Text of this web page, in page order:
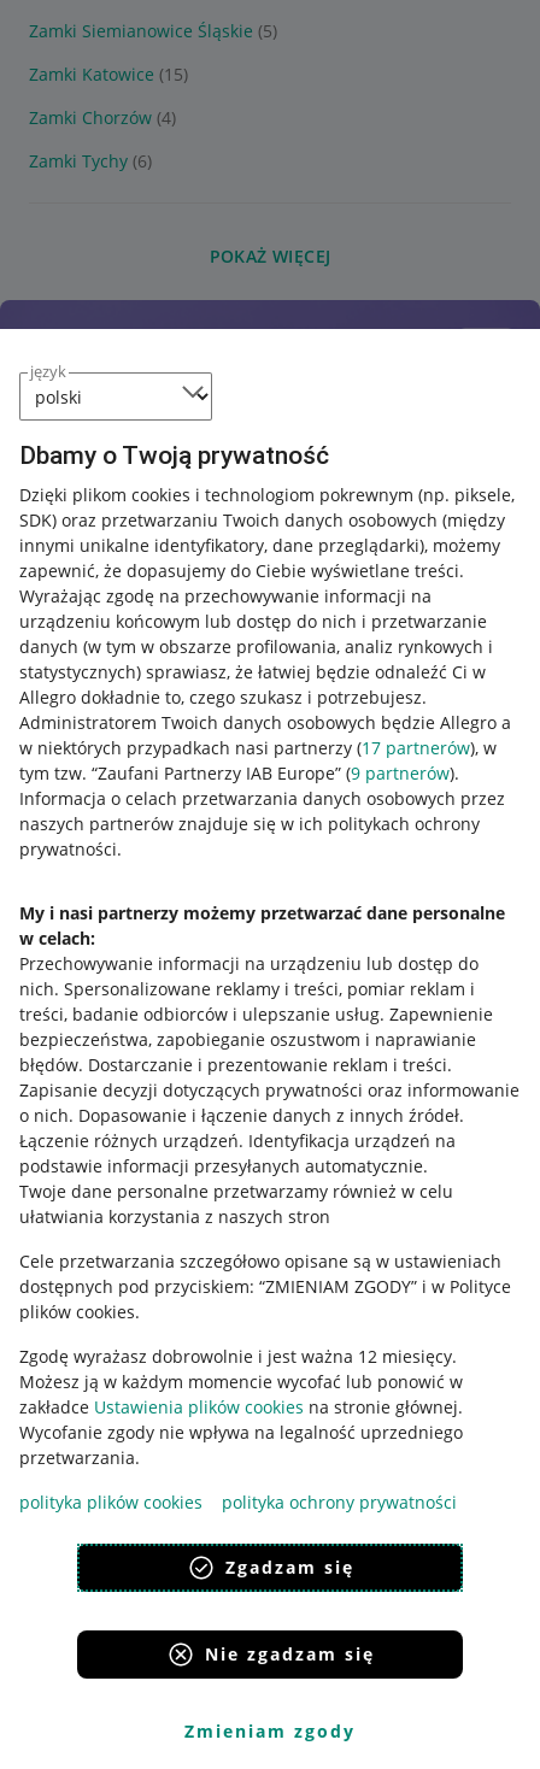
język
Dbamy o Twoją prywatność
Dzięki plikom cookies i technologiom pokrewnym (np. piksele,
SDK) oraz przetwarzaniu Twoich danych osobowych (między
innymi unikalne identyfikatory, dane przeglądarki), możemy
zapewnić, że dopasujemy do Ciebie wyświetlane treści.
Wyrażając zgodę na przechowywanie informacji na
urządzeniu końcowym lub dostęp do nich i przetwarzanie
danych (w tym w obszarze profilowania, analiz rynkowych i
statystycznych) sprawiasz, że łatwiej będzie odnaleźć Ci w
Allegro dokładnie to, czego szukasz i potrzebujesz.
Administratorem Twoich danych osobowych będzie Allegro a
w niektórych przypadkach nasi partnerzy (17 partnerów), w
tym tzw. “Zaufani Partnerzy IAB Europe” (9 partnerów).
Informacja o celach przetwarzania danych osobowych przez
naszych partnerów znajduje się w ich politykach ochrony
prywatności.
My i nasi partnerzy możemy przetwarzać dane personalne
w celach:
Przechowywanie informacji na urządzeniu lub dostęp do
nich. Spersonalizowane reklamy i treści, pomiar reklam i
treści, badanie odbiorców i ulepszanie usług. Zapewnienie
bezpieczeństwa, zapobieganie oszustwom i naprawianie
błędów. Dostarczanie i prezentowanie reklam i treści.
Zapisanie decyzji dotyczących prywatności oraz informowanie
o nich. Dopasowanie i łączenie danych z innych źródeł.
Łączenie różnych urządzeń. Identyfikacja urządzeń na
podstawie informacji przesyłanych automatycznie.
Twoje dane personalne przetwarzamy również w celu
ułatwiania korzystania z naszych stron
Cele przetwarzania szczegółowo opisane są w ustawieniach
dostępnych pod przyciskiem: “ZMIENIAM ZGODY” i w Polityce
plików cookies.
Zgodę wyrażasz dobrowolnie i jest ważna 12 miesięcy.
Możesz ją w każdym momencie wycofać lub ponowić w
zakładce Ustawienia plików cookies na stronie głównej.
Wycofanie zgody nie wpływa na legalność uprzedniego
przetwarzania.
polityka plików cookies
polityka ochrony prywatności
Zgadzam się
Nie zgadzam się
Zmieniam zgody
Zamki Siemianowice Śląskie (5)
Zamki Katowice (15)
Zamki Chorzów (4)
Zamki Tychy (6)
POKAŻ WIĘCEJ
Przydatne informacje
Jak to działa
Allegro Gadane dla sprzedających
Allegro Gadane dla kupujących
Mapa miejscowości
Informacje prawne
Regulamin
Polityka plików "cookies"
Ustawienia plików "cookies"
Udostępnianie lokalizacji
Informacje dla Aktu o Usługach Cyfrowych
Pobierz aplikację
Korzystanie z serwisu oznacza akceptacjęregulaminu